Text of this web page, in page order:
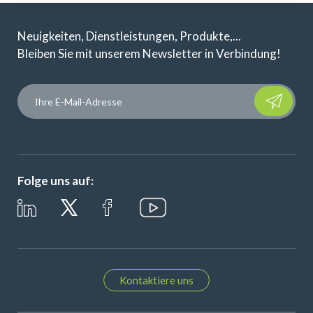
Neuigkeiten, Dienstleistungen, Produkte,...
Bleiben Sie mit unserem Newsletter in Verbindung!
Please
Folge uns auf:
Kontaktiere uns